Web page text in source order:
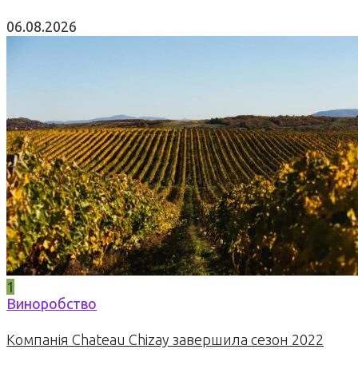
06.08.2026
1
Виноробство
Компанія Chateau Chizay завершила сезон 2022